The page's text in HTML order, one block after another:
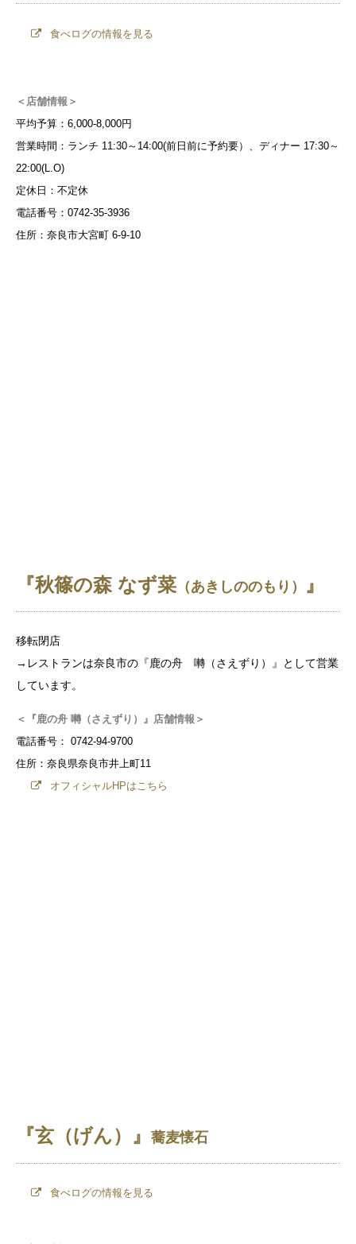
食べログの情報を見る
＜店舗情報＞
平均予算：6,000-8,000円
営業時間：ランチ 11:30～14:00(前日前に予約要）、ディナー 17:30～
22:00(L.O)
定休日：不定休
電話番号：0742-35-3936
住所：奈良市大宮町 6-9-10
『秋篠の森 なず菜 （あきしののもり） 』
移転閉店
→レストランは奈良市の『鹿の舟 囀（さえずり）』として営業
しています。
＜『鹿の舟 囀（さえずり）』店舗情報＞
電話番号： 0742-94-9700
住所：奈良県奈良市井上町11
オフィシャルHPはこちら
『玄（げん）』 蕎麦懐石
食べログの情報を見る